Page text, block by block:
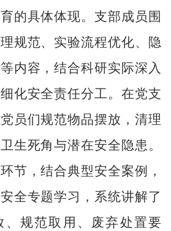
的具体体现。支部成员围
规范、实验流程优化、隐
内容，结合科研实际深入
化安全责任分工。在党支
员们规范物品摆放，清理
生死角与潜在安全隐患。
环节，结合典型安全案例
，
全专题学习，系统讲解了
、规范取用、废弃处置要